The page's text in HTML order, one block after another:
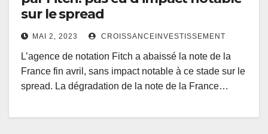
sur le spread
MAI 2, 2023 CROISSANCEINVESTISSEMENT
L’agence de notation Fitch a abaissé la note de la
France fin avril, sans impact notable à ce stade sur le
spread. La dégradation de la note de la France…